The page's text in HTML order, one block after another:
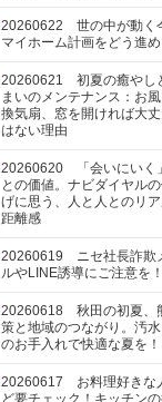
20260622 世の中が動く
マイホーム計画をどう進め
20260621 初夏の癒やし
まいのメンテナンス：お
換気扇、窓を開ければ大
はない理由
20260620 「会いにいく
との価値。ナビダイヤル
げに思う、人と人とのリ
距離感
20260619 ニセ社長詐欺
ルやLINE誘導にご注意を！
20260618 秋田の初夏、
策と地域のつながり。汚水
のお手入れで快適な夏を！
20260617 お料理好きな
ど要チェック！キッチン